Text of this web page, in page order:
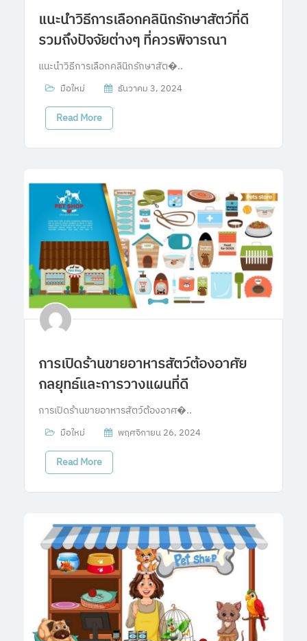
แนะนำวิธีการเลือกคลินิกรักษาสัตว์ที่ดี
รวมถึงปัจจัยต่างๆ ที่ควรพิจารณา
แนะนำวิธีการเลือกคลินิกรักษาสัต�..
มือใหม่ ธันวาคม 3, 2024
Read More
การเปิดร้านขายอาหารสัตว์ต้องอาศัย
กลยุทธ์และการวางแผนที่ดี
การเปิดร้านขายอาหารสัตว์ต้องอาศ�..
มือใหม่ พฤศจิกายน 26, 2024
Read More